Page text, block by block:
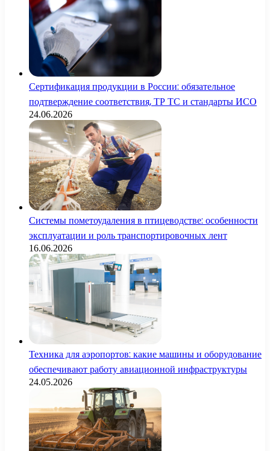
Сертификация продукции в России: обязательное
подтверждение соответствия, ТР ТС и стандарты ИСО
24.06.2026
Системы пометоудаления в птицеводстве: особенности
эксплуатации и роль транспортировочных лент
16.06.2026
Техника для аэропортов: какие машины и оборудование
обеспечивают работу авиационной инфраструктуры
24.05.2026